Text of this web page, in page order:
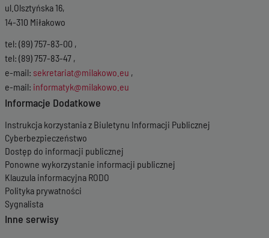
ul.Olsztyńska 16,
14-310 Miłakowo
tel: (89) 757-83-00 ,
tel: (89) 757-83-47 ,
e-mail: sekretariat@milakowo.eu ,
e-mail: informatyk@milakowo.eu
Informacje Dodatkowe
Instrukcja korzystania z Biuletynu Informacji Publicznej
Cyberbezpieczeństwo
Dostęp do informacji publicznej
Ponowne wykorzystanie informacji publicznej
Klauzula informacyjna RODO
Polityka prywatności
Sygnalista
Inne serwisy